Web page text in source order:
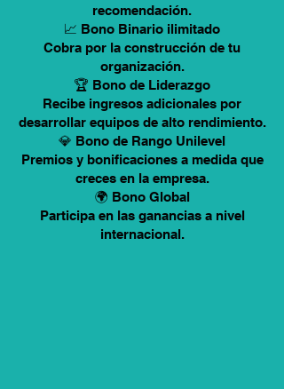
recomendación.
📈 Bono Binario ilimitado
Cobra por la construcción de tu
organización.
🏆 Bono de Liderazgo
Recibe ingresos adicionales por
desarrollar equipos de alto rendimiento.
💎 Bono de Rango Unilevel
Premios y bonificaciones a medida que
creces en la empresa.
🌍 Bono Global
Participa en las ganancias a nivel
internacional.